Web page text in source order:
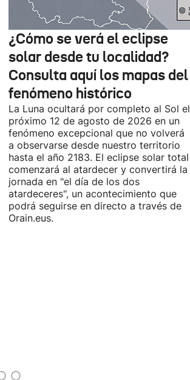
¿Cómo se verá el eclipse
solar desde tu localidad?
Consulta aquí los mapas del
fenómeno histórico
La Luna ocultará por completo al Sol el
próximo 12 de agosto de 2026 en un
fenómeno excepcional que no volverá
a observarse desde nuestro territorio
hasta el año 2183. El eclipse solar total
comenzará al atardecer y convertirá la
jornada en "el día de los dos
atardeceres", un acontecimiento que
podrá seguirse en directo a través de
Orain.eus.